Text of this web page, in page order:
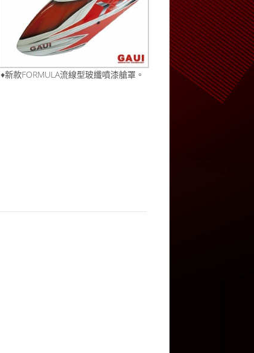
♦新款FORMULA流線型玻纖噴漆艙罩。